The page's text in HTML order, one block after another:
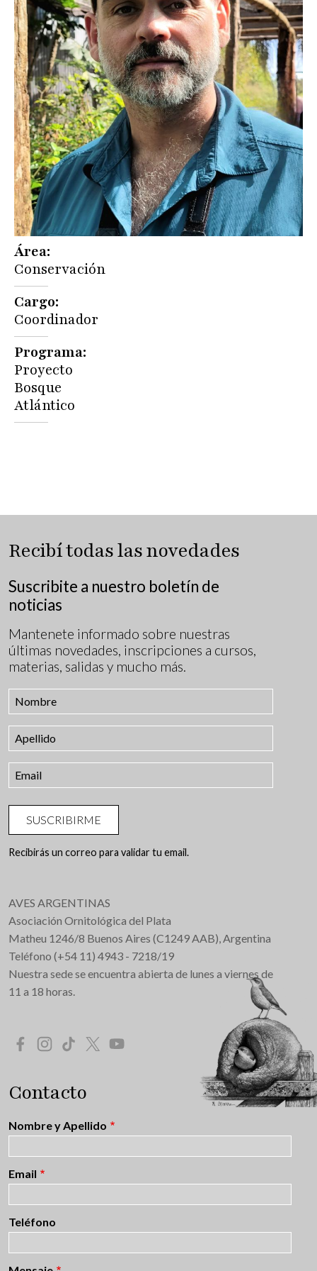
Área
Conservación
Cargo
Coordinador
Programa
Proyecto
Bosque
Atlántico
Recibí todas las novedades
Suscribite a nuestro boletín de
noticias
Mantenete informado sobre nuestras
últimas novedades, inscripciones a cursos,
materias, salidas y mucho más.
SUSCRIBIRME
Recibirás un correo para validar tu email.
AVES ARGENTINAS
Asociación Ornitológica del Plata
Matheu 1246/8 Buenos Aires (C1249 AAB), Argentina
Teléfono (+54 11) 4943 - 7218/19
Nuestra sede se encuentra abierta de lunes a viernes de
11 a 18 horas.
Redes Sociales
Contacto
Nombre y Apellido
Email
Teléfono